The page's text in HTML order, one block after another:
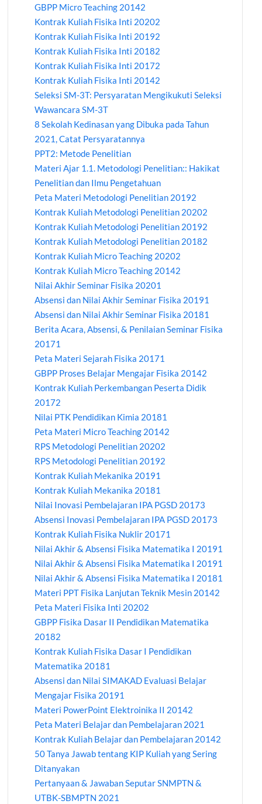
GBPP Micro Teaching 20142
Kontrak Kuliah Fisika Inti 20202
Kontrak Kuliah Fisika Inti 20192
Kontrak Kuliah Fisika Inti 20182
Kontrak Kuliah Fisika Inti 20172
Kontrak Kuliah Fisika Inti 20142
Seleksi SM-3T: Persyaratan Mengikukuti Seleksi
Wawancara SM-3T
8 Sekolah Kedinasan yang Dibuka pada Tahun
2021, Catat Persyaratannya
PPT2: Metode Penelitian
Materi Ajar 1.1. Metodologi Penelitian:: Hakikat
Penelitian dan Ilmu Pengetahuan
Peta Materi Metodologi Penelitian 20192
Kontrak Kuliah Metodologi Penelitian 20202
Kontrak Kuliah Metodologi Penelitian 20192
Kontrak Kuliah Metodologi Penelitian 20182
Kontrak Kuliah Micro Teaching 20202
Kontrak Kuliah Micro Teaching 20142
Nilai Akhir Seminar Fisika 20201
Absensi dan Nilai Akhir Seminar Fisika 20191
Absensi dan Nilai Akhir Seminar Fisika 20181
Berita Acara, Absensi, & Penilaian Seminar Fisika
20171
Peta Materi Sejarah Fisika 20171
GBPP Proses Belajar Mengajar Fisika 20142
Kontrak Kuliah Perkembangan Peserta Didik
20172
Nilai PTK Pendidikan Kimia 20181
Peta Materi Micro Teaching 20142
RPS Metodologi Penelitian 20202
RPS Metodologi Penelitian 20192
Kontrak Kuliah Mekanika 20191
Kontrak Kuliah Mekanika 20181
Nilai Inovasi Pembelajaran IPA PGSD 20173
Absensi Inovasi Pembelajaran IPA PGSD 20173
Kontrak Kuliah Fisika Nuklir 20171
Nilai Akhir & Absensi Fisika Matematika I 20191
Nilai Akhir & Absensi Fisika Matematika I 20191
Nilai Akhir & Absensi Fisika Matematika I 20181
Materi PPT Fisika Lanjutan Teknik Mesin 20142
Peta Materi Fisika Inti 20202
GBPP Fisika Dasar II Pendidikan Matematika
20182
Kontrak Kuliah Fisika Dasar I Pendidikan
Matematika 20181
Absensi dan Nilai SIMAKAD Evaluasi Belajar
Mengajar Fisika 20191
Materi PowerPoint Elektroinika II 20142
Peta Materi Belajar dan Pembelajaran 2021
Kontrak Kuliah Belajar dan Pembelajaran 20142
50 Tanya Jawab tentang KIP Kuliah yang Sering
Ditanyakan
Pertanyaan & Jawaban Seputar SNMPTN &
UTBK-SBMPTN 2021